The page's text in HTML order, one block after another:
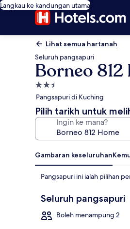
Langkau ke kandungan utama
Lihat semua hartanah
Seluruh pangsapuri
Borneo
Hartanah
2.5
bintang
Pangsapuri di Kuching
Pilih tarikh untuk
Ingin ke mana?
Gambaran keseluruhan
Pangsapuri ini ialah pilihan
Seluruh pangsapuri
Boleh menampung 2